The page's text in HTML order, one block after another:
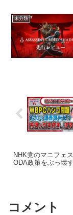
未分類
NHK党のマニフェ
ODA政策をぶっ壊す
コメント